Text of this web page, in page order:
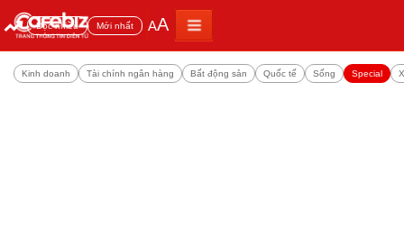
Đọc nhiều Mới nhất AA
Kinh doanh Tài chính ngân hàng Bất động sản Quốc tế Sống Special